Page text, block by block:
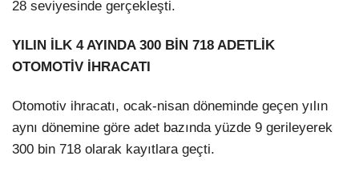
28 seviyesinde gerçekleşti.
YILIN İLK 4 AYINDA 300 BİN 718 ADETLİK
OTOMOTİV İHRACATI
Otomotiv ihracatı, ocak-nisan döneminde geçen yılın
aynı dönemine göre adet bazında yüzde 9 gerileyerek
300 bin 718 olarak kayıtlara geçti.